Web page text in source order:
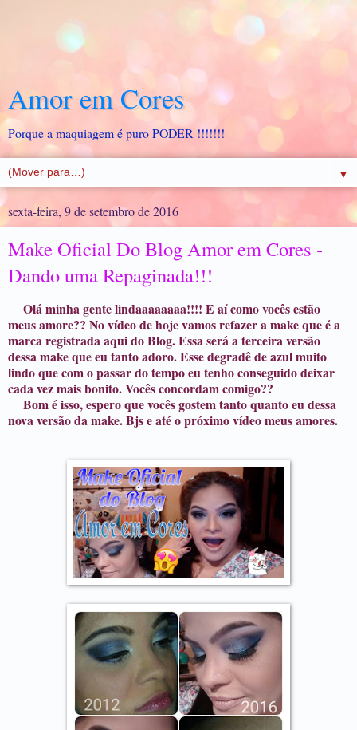
Amor em Cores
Porque a maquiagem é puro PODER !!!!!!!
▼
sexta-feira, 9 de setembro de 2016
Make Oficial Do Blog Amor em Cores -
Dando uma Repaginada!!!
Olá minha gente lindaaaaaaaa!!!! E aí como vocês estão
meus amore?? No vídeo de hoje vamos refazer a make que é a
marca registrada aqui do Blog. Essa será a terceira versão
dessa make que eu tanto adoro. Esse degradê de azul muito
lindo que com o passar do tempo eu tenho conseguido deixar
cada vez mais bonito. Vocês concordam comigo??
Bom é isso, espero que vocês gostem tanto quanto eu dessa
nova versão da make. Bjs e até o próximo vídeo meus amores.